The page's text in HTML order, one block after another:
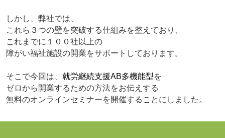
しかし、弊社では、
これら３つの壁を突破する仕組みを整えており、
これまでに１００社以上の
障がい福祉施設の開業をサポートしております。
そこで今回は、 就労継続支援AB多機能型を
ゼロから開業するための方法をお伝えする
無料のオンラインセミナーを開催することにしました。